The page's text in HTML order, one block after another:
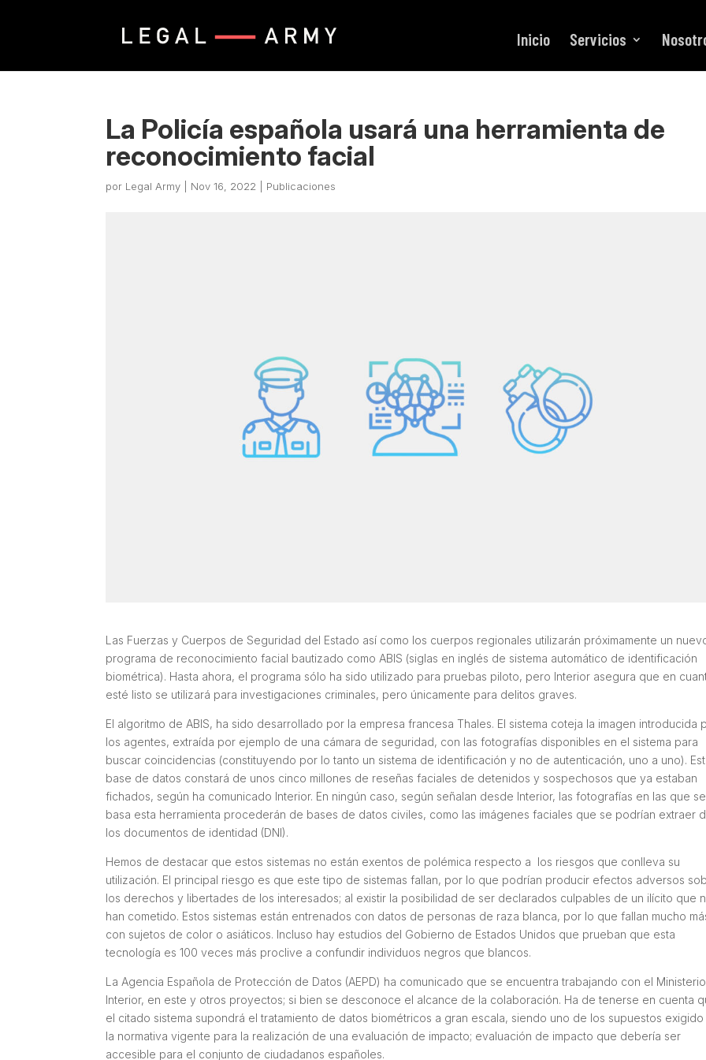
Inicio Servicios
La Policía española usará una herramienta de
reconocimiento facial
por Legal Army Nov 16, 2022 Publicaciones
Las Fuerzas y Cuerpos de Seguridad del Estado así como los cuerpos regionales utilizarán próximamente un
programa de reconocimiento facial bautizado como ABIS (siglas en inglés de sistema automático de identificación
biométrica). Hasta ahora, el programa sólo ha sido utilizado para pruebas piloto, pero Interior asegura que en
esté listo se utilizará para investigaciones criminales, pero únicamente para delitos graves.
El algoritmo de ABIS, ha sido desarrollado por la empresa francesa Thales. El sistema coteja la imagen introducida
los agentes, extraída por ejemplo de una cámara de seguridad, con las fotografías disponibles en el sistema para
buscar coincidencias (constituyendo por lo tanto un sistema de identificación y no de autenticación, uno a uno).
base de datos constará de unos cinco millones de reseñas faciales de detenidos y sospechosos que ya estaban
fichados, según ha comunicado Interior. En ningún caso, según señalan desde Interior, las fotografías en las que se
basa esta herramienta procederán de bases de datos civiles, como las imágenes faciales que se podrían extraer
los documentos de identidad (DNI).
Hemos de destacar que estos sistemas no están exentos de polémica respecto a los riesgos que conlleva su
utilización. El principal riesgo es que este tipo de sistemas fallan, por lo que podrían producir efectos adversos
los derechos y libertades de los interesados; al existir la posibilidad de ser declarados culpables de un ilícito que
han cometido. Estos sistemas están entrenados con datos de personas de raza blanca, por lo que fallan mucho
con sujetos de color o asiáticos. Incluso hay estudios del Gobierno de Estados Unidos que prueban que esta
tecnología es 100 veces más proclive a confundir individuos negros que blancos.
La Agencia Española de Protección de Datos (AEPD) ha comunicado que se encuentra trabajando con el
Interior, en este y otros proyectos; si bien se desconoce el alcance de la colaboración. Ha de tenerse en cuenta
el citado sistema supondrá el tratamiento de datos biométricos a gran escala, siendo uno de los supuestos
la normativa vigente para la realización de una evaluación de impacto; evaluación de impacto que debería ser
accesible para el conjunto de ciudadanos españoles.